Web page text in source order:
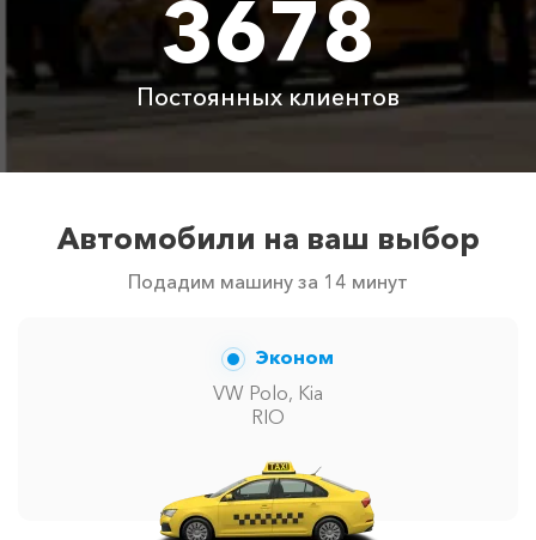
Цены по акции ограничены количеством свободных
автомобилей в г Бухта Ласпи. Точную цену вам
сообщит менеджер при заказе.
3678
Постоянных клиентов
Автомобили на ваш выбор
Подадим машину за 14 минут
Эконом
VW Polo, Kia
RIO